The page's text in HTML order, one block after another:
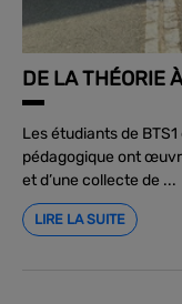
DE LA THÉORIE
Les étudiants de BTS1
pédagogique ont
et d’une collecte de ...
LIRE LA SUITE